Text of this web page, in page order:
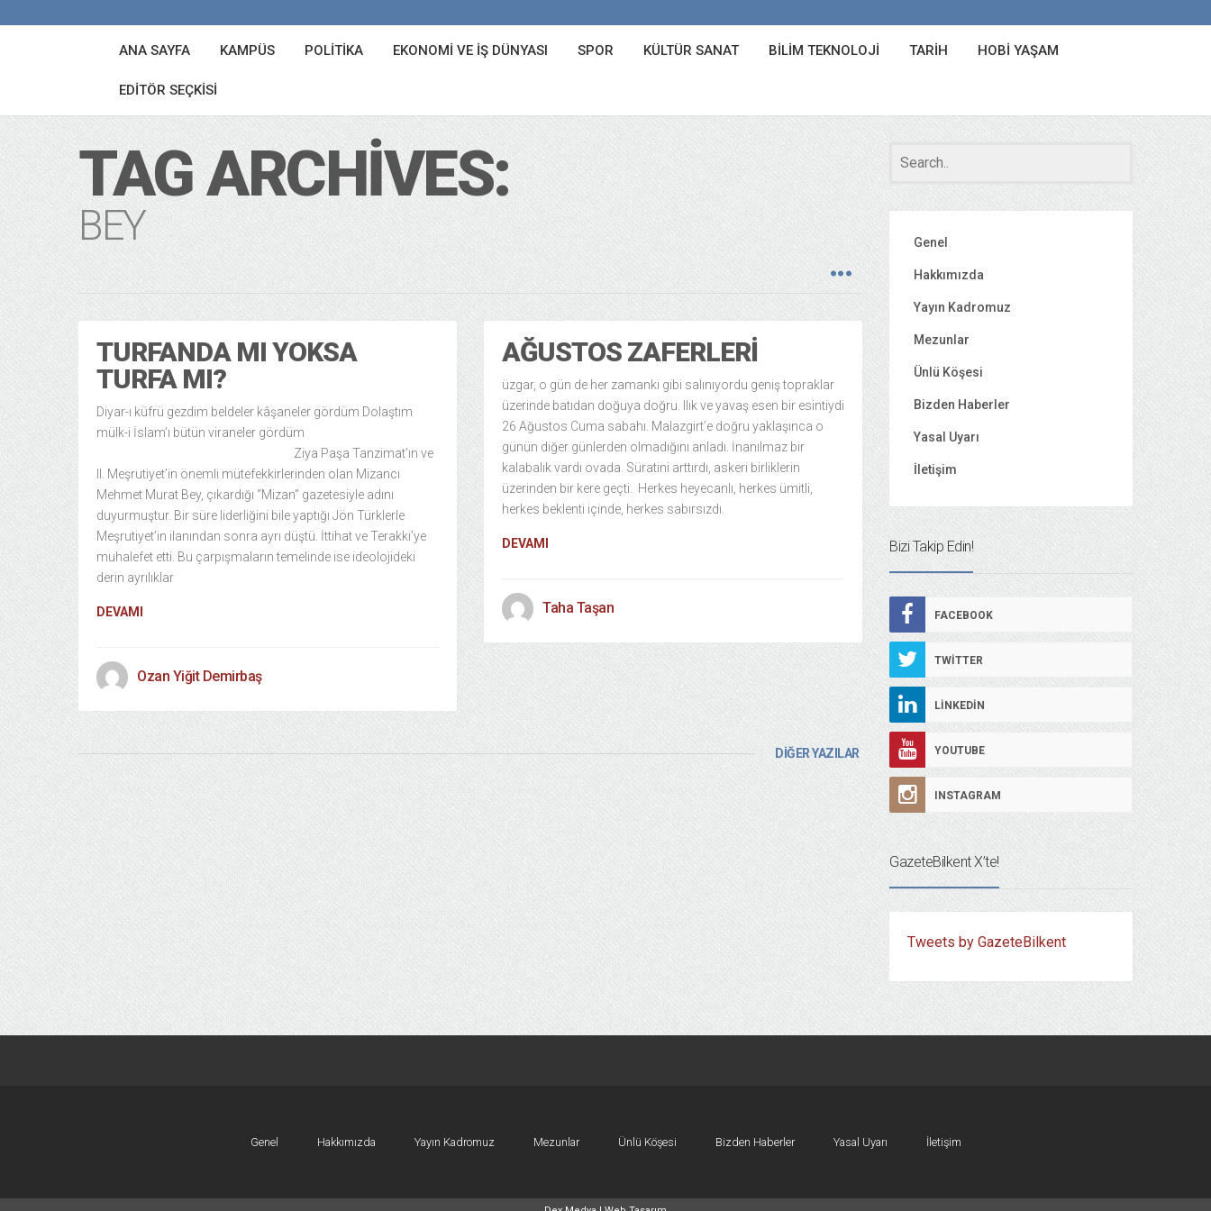
ANA SAYFA KAMPÜS POLITIKA EKONOMI VE İŞ DÜNYASI SPOR KÜLTÜR SANAT BILIM TEKNOLOJI TARIH HOBI YAŞAM
EDITÖR SEÇKISI
TAG ARCHIVES:
BEY
TURFANDA MI YOKSA
TURFA MI?
Diyar-ı küfrü gezdim beldeler kâşaneler gördüm Dolaştım
mülk-i İslam’ı bütün viraneler gördüm
Ziya Paşa Tanzimat’ın ve
II. Meşrutiyet’in önemli mütefekkirlerinden olan Mizancı
Mehmet Murat Bey, çıkardığı “Mizan” gazetesiyle adını
duyurmuştur. Bir süre liderliğini bile yaptığı Jön Türklerle
Meşrutiyet’in ilanından sonra ayrı düştü. İttihat ve Terakki’ye
muhalefet etti. Bu çarpışmaların temelinde ise ideolojideki
derin ayrılıklar
DEVAMI
Ozan Yiğit Demirbaş
AĞUSTOS ZAFERLERI
üzgar, o gün de her zamanki gibi salınıyordu geniş topraklar
üzerinde batıdan doğuya doğru. Ilık ve yavaş esen bir esintiydi
26 Ağustos Cuma sabahı. Malazgirt’e doğru yaklaşınca o
günün diğer günlerden olmadığını anladı. İnanılmaz bir
kalabalık vardı ovada. Süratini arttırdı, askeri birliklerin
üzerinden bir kere geçti. Herkes heyecanlı, herkes ümitli,
herkes beklenti içinde, herkes sabırsızdı.
DEVAMI
Taha Taşan
DİĞER YAZILAR
Genel
Hakkımızda
Yayın Kadromuz
Mezunlar
Ünlü Köşesi
Bizden Haberler
Yasal Uyarı
İletişim
Bizi Takip Edin!
FACEBOOK
TWITTER
LINKEDIN
YOUTUBE
INSTAGRAM
GazeteBilkent X’te!
Tweets by GazeteBilkent
Genel Hakkımızda Yayın Kadromuz Mezunlar Ünlü Köşesi Bizden Haberler Yasal Uyarı İletişim